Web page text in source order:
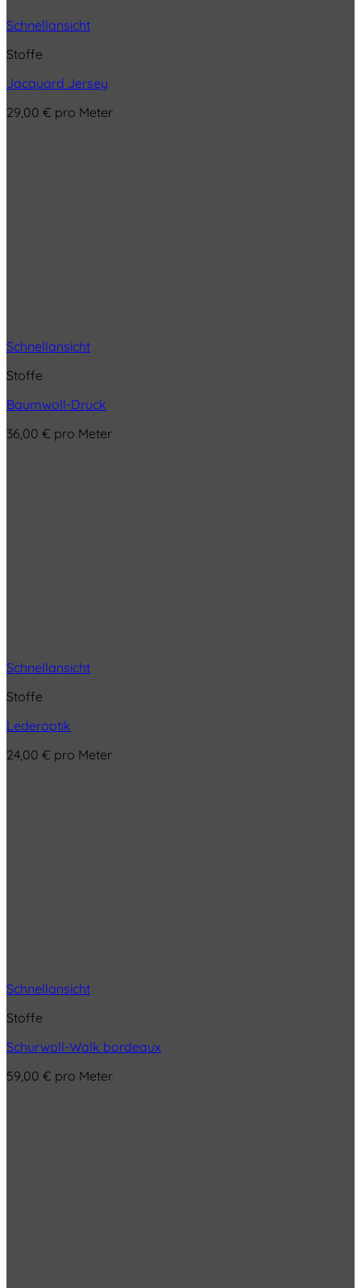
Schnellansicht
Stoffe
Jacquard Jersey
29,00 € pro Meter
Schnellansicht
Stoffe
Baumwoll-Druck
36,00 € pro Meter
Schnellansicht
Stoffe
Lederoptik
24,00 € pro Meter
Schnellansicht
Stoffe
Schurwoll-Walk bordeaux
59,00 € pro Meter